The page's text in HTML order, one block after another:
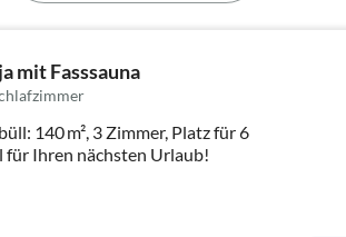
mit Fasssauna
140 m², 3 Zimmer, Platz für 6
für Ihren nächsten Urlaub!